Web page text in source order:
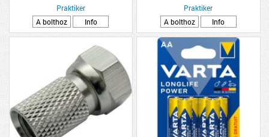
Praktiker
A bolthoz
Info
Praktiker
A bolthoz
Info